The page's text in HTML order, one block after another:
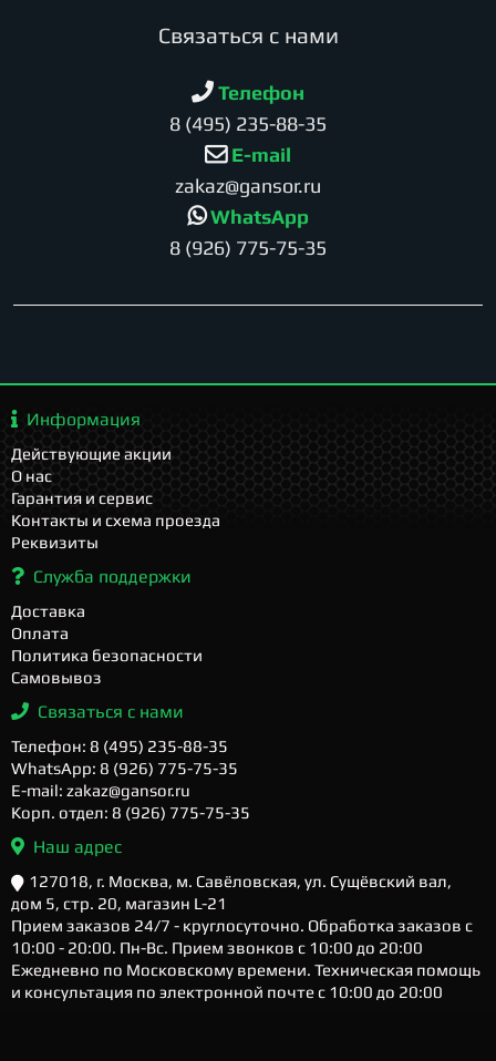
Cвязаться с нами
Телефон
8 (495) 235-88-35
E-mail
zakaz@gansor.ru
WhatsApp
8 (926) 775-75-35
Информация
Действующие акции
О нас
Гарантия и сервис
Контакты и схема проезда
Реквизиты
Служба поддержки
Доставка
Оплата
Политика безопасности
Самовывоз
Связаться с нами
Телефон: 8 (495) 235-88-35
WhatsApp: 8 (926) 775-75-35
E-mail: zakaz@gansor.ru
Корп. отдел: 8 (926) 775-75-35
Наш адрес
127018, г. Москва, м. Савёловская, ул. Сущёвский вал,
дом 5, стр. 20, магазин L-21
Прием заказов 24/7 - круглосуточно. Обработка заказов с
10:00 - 20:00. Пн-Вс. Прием звонков с 10:00 до 20:00
Ежедневно по Московскому времени. Техническая помощь
и консультация по электронной почте с 10:00 до 20:00